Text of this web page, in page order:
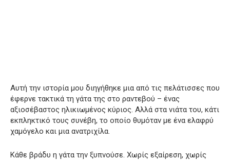
Αυτή την ιστορία μου διηγήθηκε μια από τις πελάτισσες που
έφερνε τακτικά τη γάτα της στο ραντεβού – ένας
αξιοσέβαστος ηλικιωμένος κύριος. Αλλά στα νιάτα του, κάτι
εκπληκτικό τους συνέβη, το οποίο θυμόταν με ένα ελαφρύ
χαμόγελο και μια ανατριχίλα.
Κάθε βράδυ η γάτα την ξυπνούσε. Χωρίς εξαίρεση, χωρίς